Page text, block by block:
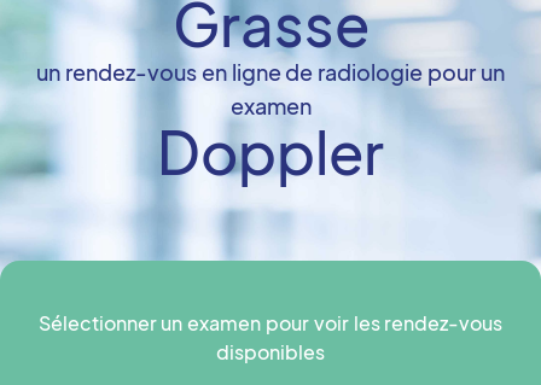
Grasse
un rendez-vous en ligne de radiologie pour un
examen
Doppler
Sélectionner un examen pour voir les rendez-vous
disponibles